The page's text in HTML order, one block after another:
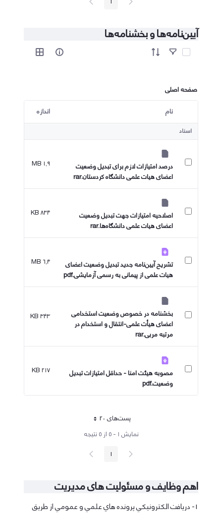
قبلی صفحه بعد
آیین‌نامه‌ها و بخشنامه‌ها
آیتم ها را انتخاب کنید
صفحه اصلی
کاربر انتخاب شده
نام اندازه
اسناد
درصد امتیازات لازم برای تبدیل وضعیت
اعضای هیات علمی دانشگاه کردستان.rar
۱٫۹ MB
اصلاحیه امتیازات جهت تبدیل وضعیت
اعضای هیات علمی دانشگاه‌ها.rar
۸۳۴ KB
تشریح آیین‌نامه جدید تبدیل وضعیت اعضای
هیات علمی از پیمانی به رسمی آزمایشی.pdf
۶٫۴ MB
بخشنامه در خصوص وضعیت استخدامی
اعضای هیأت علمی-انتقال و استخدام در
مرتبه مربی​​​​​​.rar
۳۴۳ KB
مصوبه هیئت امنا - حداقل امتیازات تبدیل
وضعیت.pdf
۲۱۷ KB
پست‌‌های 20هر صفحه
نمایش ۱ - ۵ از ۵ نتیجه
پیغام
قبلی صفحه1 صفحه
بعد
اهم وظایف و مسئولیت های مدیریت
1- دريافت الكترونيكي پرونده هاي علمي و عمومي از طريق